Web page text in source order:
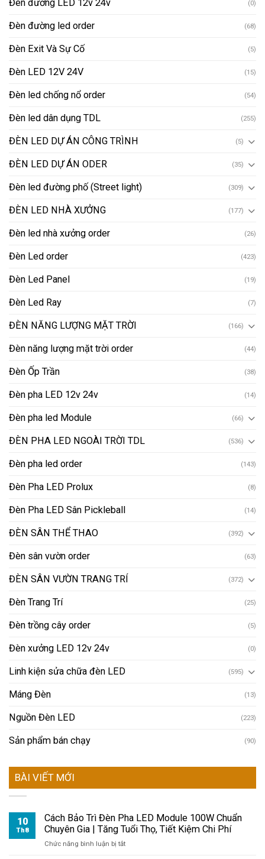
Đèn đường LED 12v 24v (0)
Đèn đường led order (68)
Đèn Exit Và Sự Cố (5)
Đèn LED 12V 24V (15)
Đèn led chống nổ order (54)
Đèn led dân dụng TDL (255)
ĐÈN LED DỰ ÁN CÔNG TRÌNH (5)
ĐÈN LED DỰ ÁN ODER (35)
Đèn led đường phố (Street light) (309)
ĐÈN LED NHÀ XƯỞNG (177)
Đèn led nhà xưởng order (26)
Đèn Led order (423)
Đèn Led Panel (19)
Đèn Led Ray (7)
ĐÈN NĂNG LƯỢNG MẶT TRỜI (166)
Đèn năng lượng mặt trời order (44)
Đèn Ốp Trần (38)
Đèn pha LED 12v 24v (14)
Đèn pha led Module (66)
ĐÈN PHA LED NGOÀI TRỜI TDL (536)
Đèn pha led order (143)
Đèn Pha LED Prolux (8)
Đèn Pha LED Sân Pickleball (14)
ĐÈN SÂN THỂ THAO (392)
Đèn sân vườn order (63)
ĐÈN SÂN VƯỜN TRANG TRÍ (372)
Đèn Trang Trí (25)
Đèn trồng cây order (5)
Đèn xưởng LED 12v 24v (0)
Linh kiện sửa chữa đèn LED (595)
Máng Đèn (13)
Nguồn Đèn LED (223)
Sản phẩm bán chạy (90)
BÀI VIẾT MỚI
10
Th8
Cách Bảo Trì Đèn Pha LED Module 100W Chuẩn
Chuyên Gia | Tăng Tuổi Thọ, Tiết Kiệm Chi Phí
Chức năng bình luận bị tắtở